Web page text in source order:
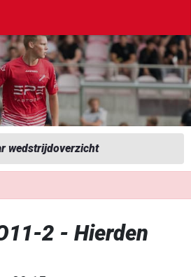
wedstrijdoverzicht
2 - Hierden